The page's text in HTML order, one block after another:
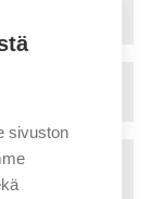
sivuston